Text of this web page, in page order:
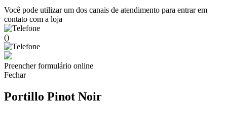
Você pode utilizar um dos canais de atendimento para entrar em
contato com a loja
()
Preencher formulário online
Fechar
Portillo Pinot Noir